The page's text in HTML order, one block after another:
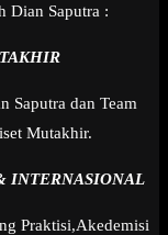
Dian Saputra :
Saputra dan Team
Mutakhir.
INTERNASIONAL
Praktisi,Akedemisi